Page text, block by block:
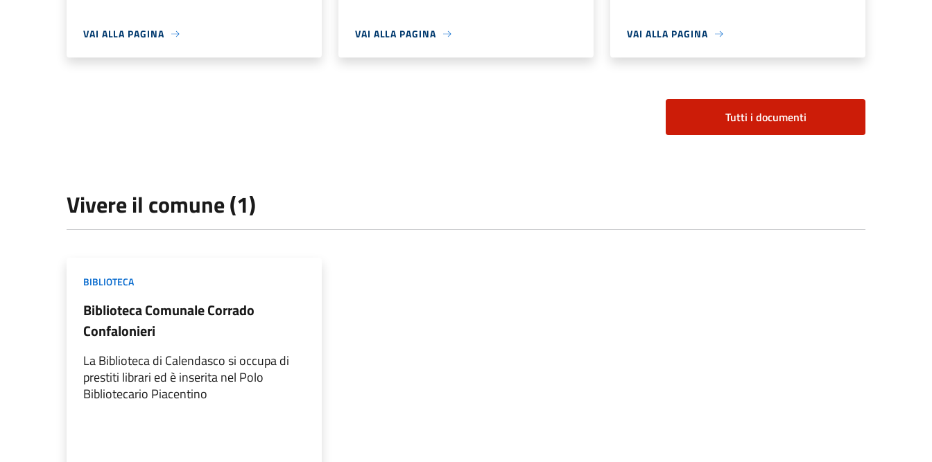
VAI ALLA PAGINA VAI ALLA PAGINA VAI ALLA PAGINA
Tutti i documenti
Vivere il comune (1)
BIBLIOTECA
Biblioteca Comunale Corrado
Confalonieri
La Biblioteca di Calendasco si occupa di
prestiti librari ed è inserita nel Polo
Bibliotecario Piacentino